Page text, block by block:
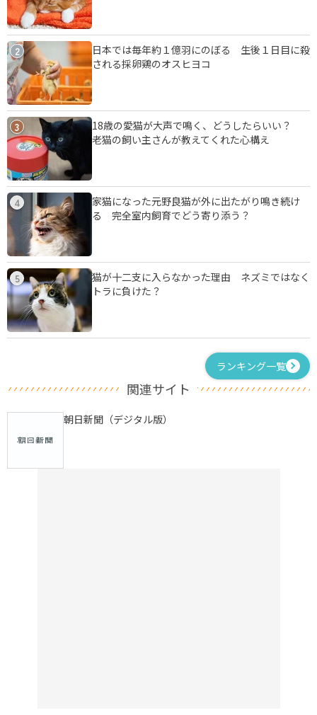
2
日本では毎年約１億羽にのぼる 生後１日目に殺
される採卵鶏のオスヒヨコ
3
18歳の愛猫が大声で鳴く、どうしたらいい？
老猫の飼い主さんが教えてくれた心構え
4
家猫になった元野良猫が外に出たがり鳴き続け
る 完全室内飼育でどう寄り添う？
5
猫が十二支に入らなかった理由 ネズミではなく
トラに負けた？
ランキング一覧
関連サイト
朝日新聞（デジタル版）